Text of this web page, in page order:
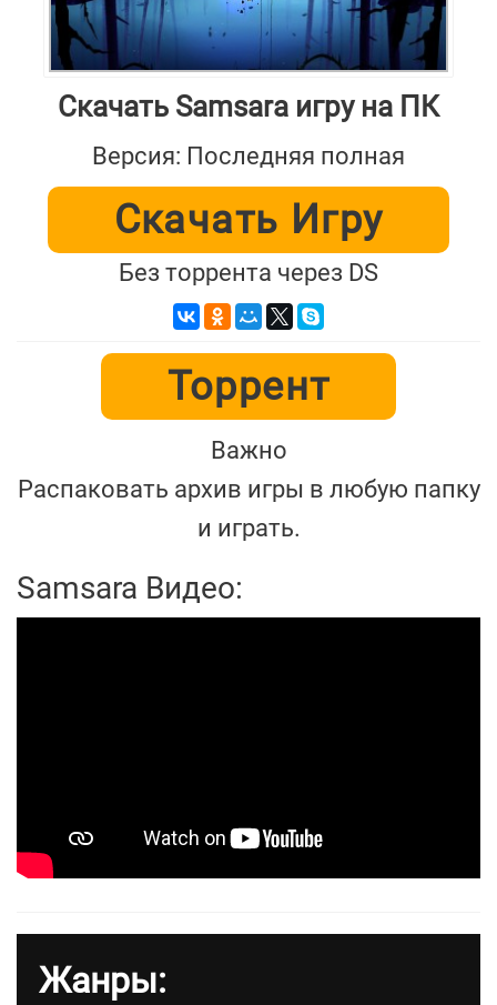
Скачать Samsara игру на ПК
Версия: Последняя полная
Скачать Игру
Без торрента через DS
Торрент
Важно
Распаковать архив игры в любую папку
и играть.
Samsara Видео:
Жанры: